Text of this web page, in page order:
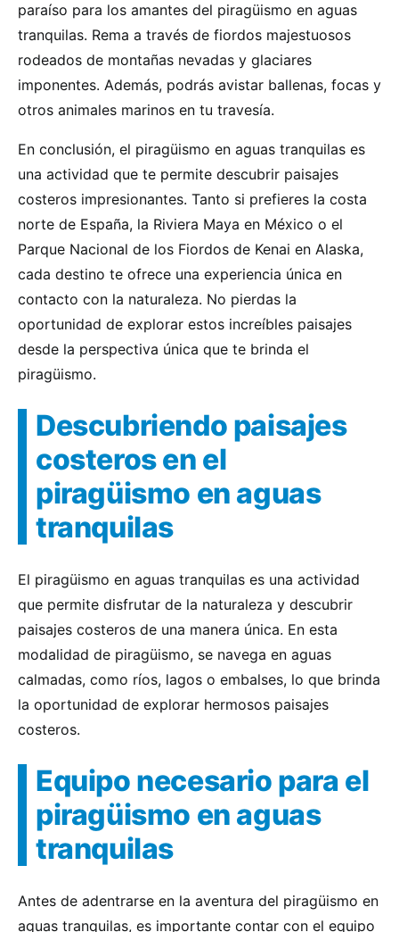
paraíso para los amantes del piragüismo en aguas
tranquilas. Rema a través de fiordos majestuosos
rodeados de montañas nevadas y glaciares
imponentes. Además, podrás avistar ballenas, focas y
otros animales marinos en tu travesía.
En conclusión, el piragüismo en aguas tranquilas es
una actividad que te permite descubrir paisajes
costeros impresionantes. Tanto si prefieres la costa
norte de España, la Riviera Maya en México o el
Parque Nacional de los Fiordos de Kenai en Alaska,
cada destino te ofrece una experiencia única en
contacto con la naturaleza. No pierdas la
oportunidad de explorar estos increíbles paisajes
desde la perspectiva única que te brinda el
piragüismo.
Descubriendo paisajes
costeros en el
piragüismo en aguas
tranquilas
El piragüismo en aguas tranquilas es una actividad
que permite disfrutar de la naturaleza y descubrir
paisajes costeros de una manera única. En esta
modalidad de piragüismo, se navega en aguas
calmadas, como ríos, lagos o embalses, lo que brinda
la oportunidad de explorar hermosos paisajes
costeros.
Equipo necesario para el
piragüismo en aguas
tranquilas
Antes de adentrarse en la aventura del piragüismo en
aguas tranquilas, es importante contar con el equipo